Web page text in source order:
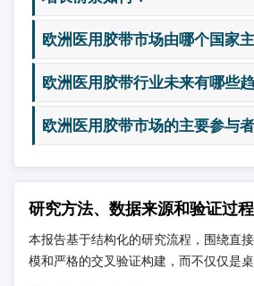
欧洲医用胶带市场由哪个国家
欧洲医用胶带行业未来有哪些
欧洲医用胶带市场的主要参与
研究方法、数据来源和验证过程
本报告基于结构化的研究流程，围绕直
模和严格的交叉验证构建，而不仅仅是桌